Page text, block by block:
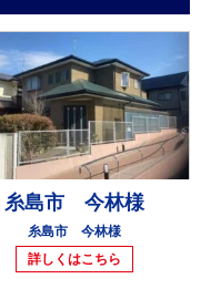
糸島市 今林様
糸島市 今林様
詳しくはこちら